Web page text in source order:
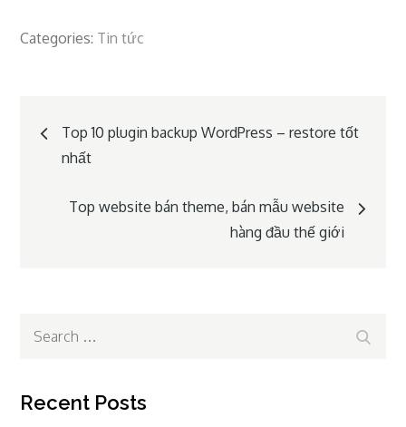
Categories: Tin tức
Post
navigation
Top 10 plugin backup WordPress – restore tốt
nhất
Top website bán theme, bán mẫu website
hàng đầu thế giới
Recent Posts